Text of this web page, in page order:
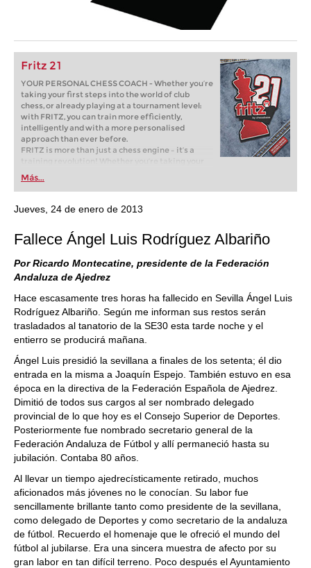
Fritz 21
YOUR PERSONAL CHESS COACH - Whether you’re
taking your first steps into the world of club
chess, or already playing at a tournament level:
with FRITZ, you can train more efficiently,
intelligently and with a more personalised
approach than ever before.
FRITZ is more than just a chess engine – it’s a
training revolution! Whether you’re taking your
first steps into the world of club chess, or already
playing at a tournament level: with FRITZ, you can
train more efficiently, intelligently and with a
more personalised approach than ever before.
Más...
Jueves, 24 de enero de 2013
Fallece Ángel Luis Rodríguez Albariño
Por Ricardo Montecatine, presidente de la Federación
Andaluza de Ajedrez
Hace escasamente tres horas ha fallecido en Sevilla Ángel Luis
Rodríguez Albariño. Según me informan sus restos serán
trasladados al tanatorio de la SE30 esta tarde noche y el
entierro se producirá mañana.
Ángel Luis presidió la sevillana a finales de los setenta; él dio
entrada en la misma a Joaquín Espejo. También estuvo en esa
época en la directiva de la Federación Española de Ajedrez.
Dimitió de todos sus cargos al ser nombrado delegado
provincial de lo que hoy es el Consejo Superior de Deportes.
Posteriormente fue nombrado secretario general de la
Federación Andaluza de Fútbol y allí permaneció hasta su
jubilación. Contaba 80 años.
Al llevar un tiempo ajedrecísticamente retirado, muchos
aficionados más jóvenes no le conocían. Su labor fue
sencillamente brillante tanto como presidente de la sevillana,
como delegado de Deportes y como secretario de la andaluza
de fútbol. Recuerdo el homenaje que le ofreció el mundo del
fútbol al jubilarse. Era una sincera muestra de afecto por su
gran labor en tan difícil terreno. Poco después el Ayuntamiento